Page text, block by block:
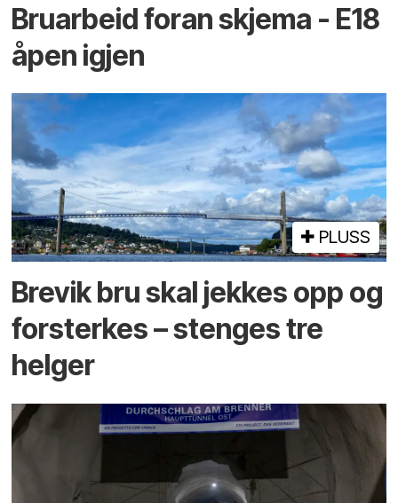
Bruarbeid foran skjema - E18
åpen igjen
PLUSS
Brevik bru skal jekkes opp og
forsterkes – stenges tre
helger